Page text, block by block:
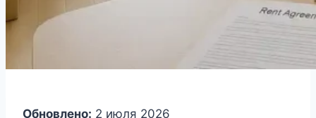
Обновлено: 2 июля 2026